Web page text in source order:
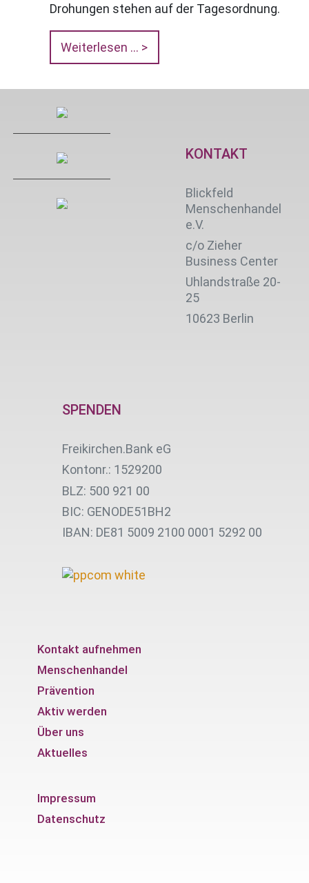
Drohungen stehen auf der Tagesordnung.
Weiterlesen ...
KONTAKT
Blickfeld
Menschenhandel
e.V.
c/o Zieher
Business Center
Uhlandstraße 20-
25
10623 Berlin
SPENDEN
Freikirchen.Bank eG
Kontonr.: 1529200
BLZ: 500 921 00
BIC: GENODE51BH2
IBAN: DE81 5009 2100 0001 5292 00
Kontakt aufnehmen
Menschenhandel
Prävention
Aktiv werden
Über uns
Aktuelles
Impressum
Datenschutz